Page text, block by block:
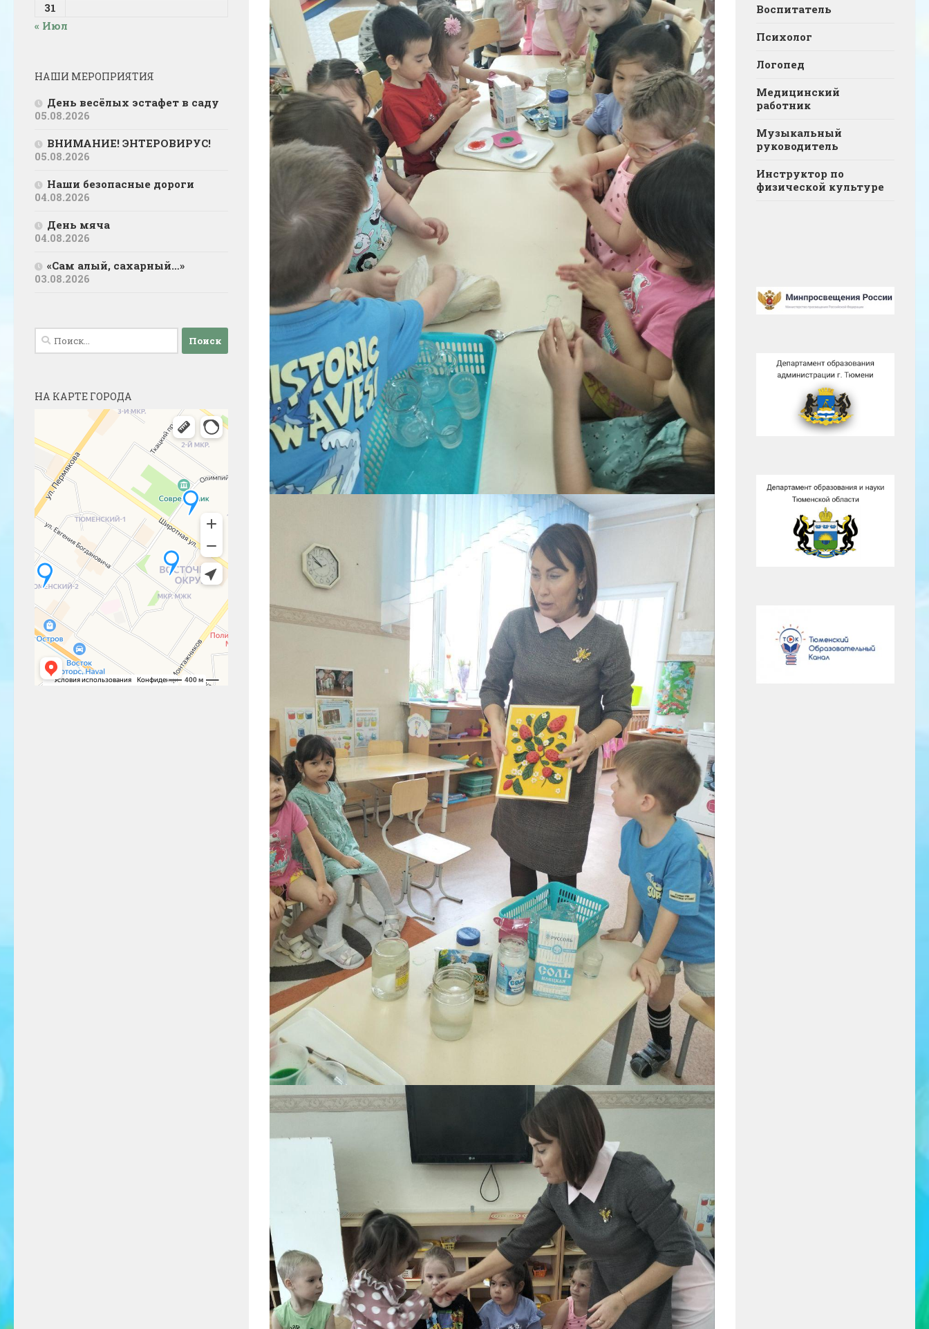
31
« Июл
НАШИ МЕРОПРИЯТИЯ
День весёлых эстафет в саду
05.08.2026
ВНИМАНИЕ! ЭНТЕРОВИРУС!
05.08.2026
Наши безопасные дороги
04.08.2026
День мяча
04.08.2026
«Сам алый, сахарный…»
03.08.2026
Найти:
НА КАРТЕ ГОРОДА
Воспитатель
Психолог
Логопед
Медицинский
работник
Музыкальный
руководитель
Инструктор по
физической культуре